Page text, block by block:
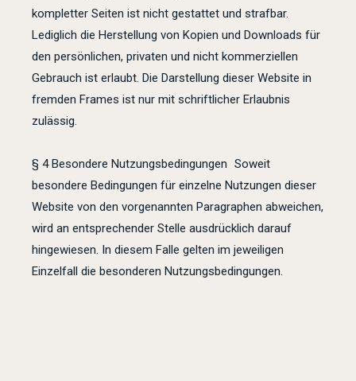
kompletter Seiten ist nicht gestattet und strafbar.
Lediglich die Herstellung von Kopien und Downloads für
den persönlichen, privaten und nicht kommerziellen
Gebrauch ist erlaubt. Die Darstellung dieser Website in
fremden Frames ist nur mit schriftlicher Erlaubnis
zulässig.
§ 4 Besondere Nutzungsbedingungen Soweit
besondere Bedingungen für einzelne Nutzungen dieser
Website von den vorgenannten Paragraphen abweichen,
wird an entsprechender Stelle ausdrücklich darauf
hingewiesen. In diesem Falle gelten im jeweiligen
Einzelfall die besonderen Nutzungsbedingungen.